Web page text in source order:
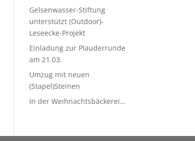
Gelsenwasser-Stiftung
unterstützt (Outdoor)-
Leseecke-Projekt
Einladung zur Plauderrunde
am 21.03.
Umzug mit neuen
(Stapel)Steinen
In der Weihnachtsbäckerei…